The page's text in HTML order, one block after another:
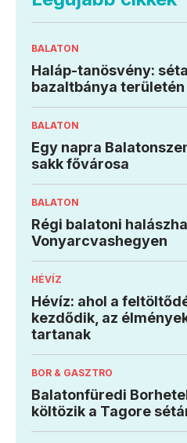
BALATON
Haláp-tanösvény:
bazaltbánya területén
BALATON
Egy napra
sakk fővárosa
BALATON
Régi balatoni
Vonyarcvashegyen
HÉVÍZ
Hévíz: ahol a
kezdődik, az
tartanak
BOR & GASZTRO
Balatonfüredi
költözik a Tagore